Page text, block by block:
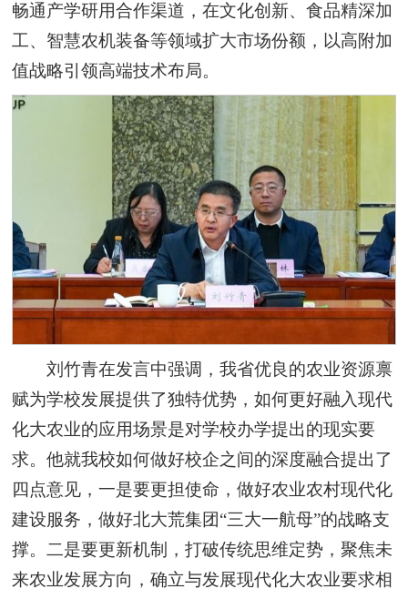
畅通产学研用合作渠道，在文化创新、食品精深加
工、智慧农机装备等领域扩大市场份额，以高附加
值战略引领高端技术布局。
刘竹青在发言中强调，我省优良的农业资源禀
赋为学校发展提供了独特优势，如何更好融入现代
化大农业的应用场景是对学校办学提出的现实要
求。他就我校如何做好校企之间的深度融合提出了
四点意见，一是要更担使命，做好农业农村现代化
建设服务，做好北大荒集团“三大一航母”的战略支
撑。二是要更新机制，打破传统思维定势，聚焦未
来农业发展方向，确立与发展现代化大农业要求相